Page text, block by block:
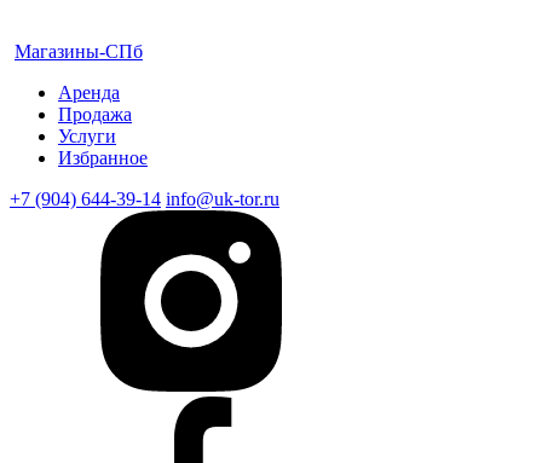
Магазины-СПб
Аренда
Продажа
Услуги
Избранное
+7 (904) 644-39-14 info@uk-tor.ru